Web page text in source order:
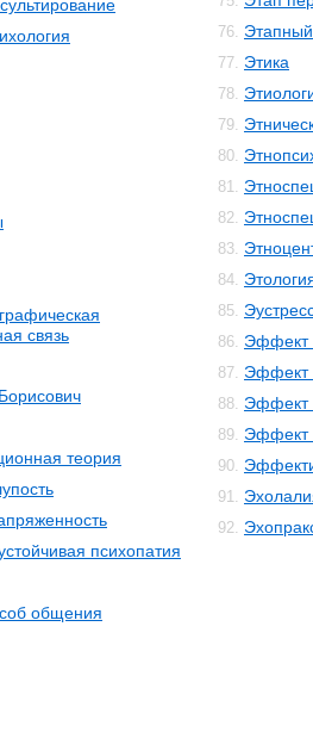
связь
теория
психопатия
общения
76.
77. Этика
78.
79.
80.
81.
82.
83.
84.
85.
86. Эффект
87. Эффект
88. Эффект
89. Эффект
90.
91.
92.